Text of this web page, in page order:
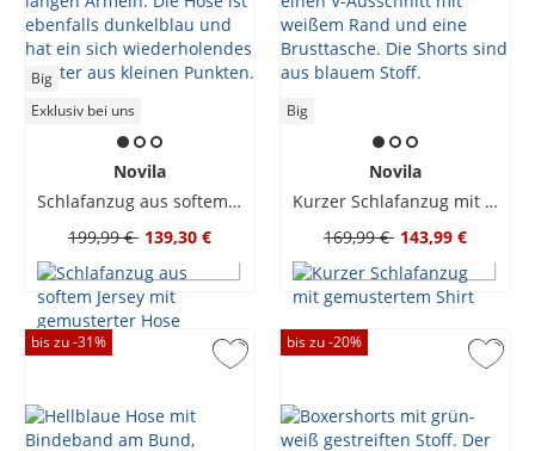
Big
Exklusiv bei uns
Novila
Schlafanzug aus softem Jersey mit gemusterter Hose
199,99 € 139,30 €
Big
Novila
Kurzer Schlafanzug mit gemustertem Shirt
169,99 € 143,99 €
bis zu -31% bis zu -20%